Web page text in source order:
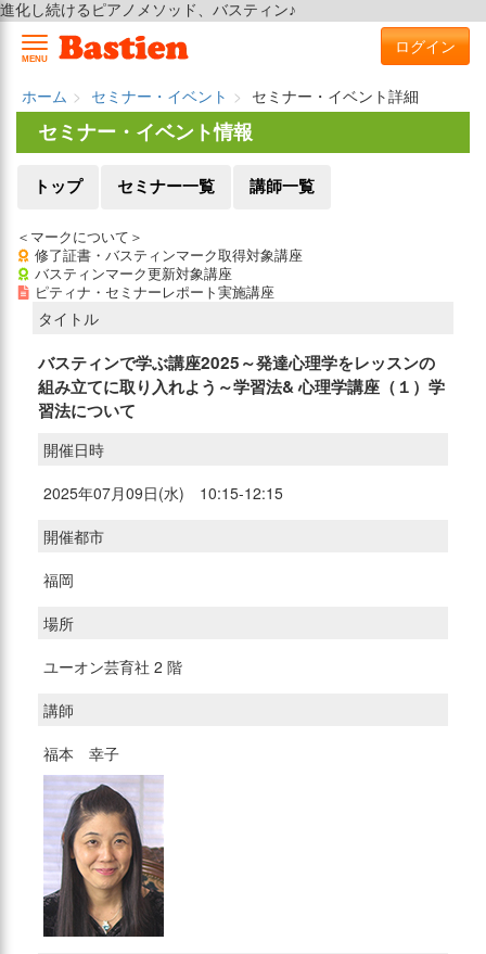
進化し続けるピアノメソッド、バスティン♪
MENU
ログイン
ホーム セミナー・イベント
セミナー・イベント詳細
セミナー・イベント情報
トップ セミナー一覧 講師一覧
＜マークについて＞
修了証書・バスティンマーク取得対象講座
バスティンマーク更新対象講座
ピティナ・セミナーレポート実施講座
タイトル
バスティンで学ぶ講座2025～発達心理学をレッスンの
組み立てに取り入れよう～学習法& 心理学講座（１）学
習法について
開催日時
2025年07月09日(水) 10:15-12:15
開催都市
福岡
場所
ユーオン芸育社 2 階
講師
福本 幸子